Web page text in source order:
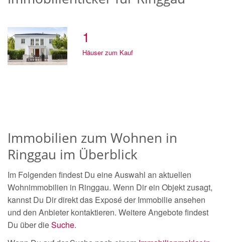
1
Häuser zum Kauf
Immobilien zum Wohnen in
Ringgau im Überblick
Im Folgenden findest Du eine Auswahl an aktuellen
Wohnimmobilien in Ringgau. Wenn Dir ein Objekt zusagt,
kannst Du Dir direkt das Exposé der Immobilie ansehen
und den Anbieter kontaktieren. Weitere Angebote findest
Du über dieSuche.